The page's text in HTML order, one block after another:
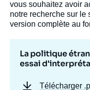
vous souhaitez avoir
notre recherche sur le
version complète au
La politique
essai
Télécharger